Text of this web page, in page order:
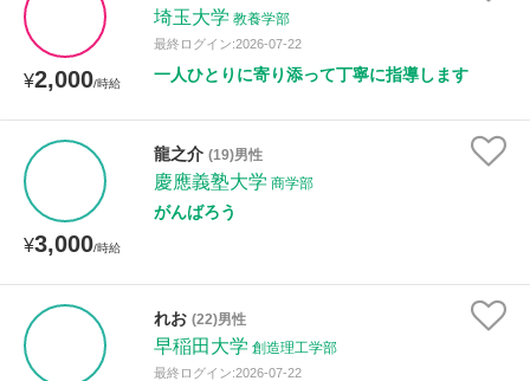
¥2,000/時給
埼玉大学 教養学部
最終ログイン:2026-07-22
一人ひとりに寄り添って丁寧に指導します
¥3,000/時給
龍之介 (19)男性
慶應義塾大学 商学部
がんばろう
れお (22)男性
早稲田大学 創造理工学部
最終ログイン:2026-07-22